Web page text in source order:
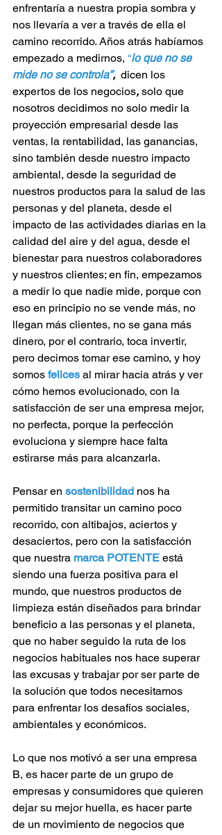
enfrentaría a nuestra propia sombra y
nos llevaría a ver a través de ella el
camino recorrido. Años atrás habíamos
empezado a medirnos, “lo que no se
mide no se controla”, dicen los
expertos de los negocios, solo que
nosotros decidimos no solo medir la
proyección empresarial desde las
ventas, la rentabilidad, las ganancias,
sino también desde nuestro impacto
ambiental, desde la seguridad de
nuestros productos para la salud de las
personas y del planeta, desde el
impacto de las actividades diarias en la
calidad del aire y del agua, desde el
bienestar para nuestros colaboradores
y nuestros clientes; en fin, empezamos
a medir lo que nadie mide, porque con
eso en principio no se vende más, no
llegan más clientes, no se gana más
dinero, por el contrario, toca invertir,
pero decimos tomar ese camino, y hoy
somos felices al mirar hacia atrás y ver
cómo hemos evolucionado, con la
satisfacción de ser una empresa mejor,
no perfecta, porque la perfección
evoluciona y siempre hace falta
estirarse más para alcanzarla.
Pensar en sostenibilidad nos ha
permitido transitar un camino poco
recorrido, con altibajos, aciertos y
desaciertos, pero con la satisfacción
que nuestra marca POTENTE está
siendo una fuerza positiva para el
mundo, que nuestros productos de
limpieza están diseñados para brindar
beneficio a las personas y el planeta,
que no haber seguido la ruta de los
negocios habituales nos hace superar
las excusas y trabajar por ser parte de
la solución que todos necesitamos
para enfrentar los desafíos sociales,
ambientales y económicos.
Lo que nos motivó a ser una empresa
B, es hacer parte de un grupo de
empresas y consumidores que quieren
dejar su mejor huella, es hacer parte
de un movimiento de negocios que